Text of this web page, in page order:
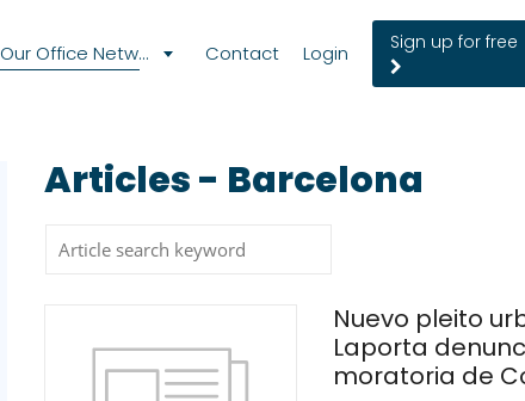
Our Office Network Contact Login Sign up for free
Articles - Barcelona
Nuevo pleito
Laporta
moratoria de